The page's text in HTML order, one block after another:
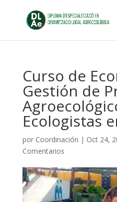
Curso de
Gestión de
Ecologistas
por Coordinación | Oct 24,
Comentarios